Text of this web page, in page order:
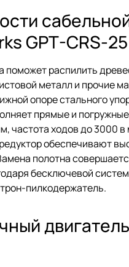
GPT-CRS-
поможет распилить
металл и прочие
опоре стального
прямые и
частота ходов до 3000 в
обеспечивают
полотна
бесключевой
пилкодержатель.
двигатель